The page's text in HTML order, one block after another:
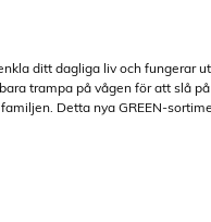
ditt dagliga liv och fungerar
trampa på vågen för att slå
Detta nya GREEN-